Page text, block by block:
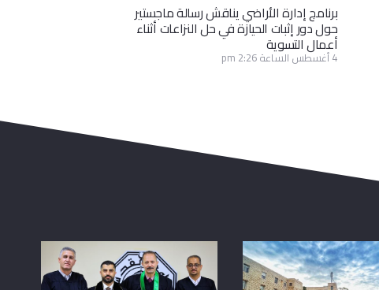
برنامج إدارة الأراضي يناقش رسالة ماجستير
حول دور إثبات الحيازة في حل النزاعات أثناء
أعمال التسوية
4 أغسطس الساعة 2:26 pm